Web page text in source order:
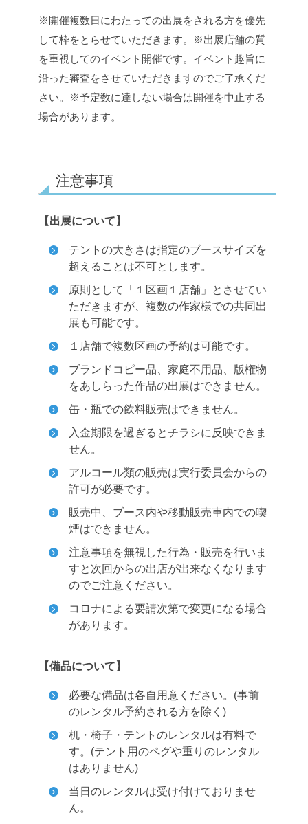
※開催複数日にわたっての出展をされる方を優先
して枠をとらせていただきます。
※出展店舗の質
を重視してのイベント開催です。イベント趣旨に
沿った審査をさせていただきますのでご了承くだ
さい。
※予定数に達しない場合は開催を中止する
場合があります。
注意事項
【出展について】
テントの大きさは指定のブースサイズを
超えることは不可とします。
原則として「１区画１店舗」とさせてい
ただきますが、複数の作家様での共同出
展も可能です。
１店舗で複数区画の予約は可能です。
ブランドコピー品、家庭不用品、版権物
をあしらった作品の出展はできません。
缶・瓶での飲料販売はできません。
入金期限を過ぎるとチラシに反映できま
せん。
アルコール類の販売は実行委員会からの
許可が必要です。
販売中、ブース内や移動販売車内での喫
煙はできません。
注意事項を無視した行為・販売を行いま
すと次回からの出店が出来なくなります
のでご注意ください。
コロナによる要請次第で変更になる場合
があります。
【備品について】
必要な備品は各自用意ください。(事前
のレンタル予約される方を除く)
机・椅子・テントのレンタルは有料で
す。(テント用のペグや重りのレンタル
はありません)
当日のレンタルは受け付けておりませ
ん。